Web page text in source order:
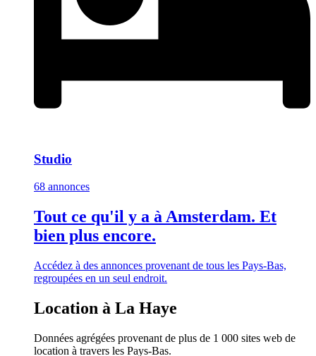
Studio
68 annonces
Tout ce qu'il y a à Amsterdam. Et
bien plus encore.
Accédez à des annonces provenant de tous les Pays-Bas,
regroupées en un seul endroit.
Location à La Haye
Données agrégées provenant de plus de 1 000 sites web de
location à travers les Pays-Bas.